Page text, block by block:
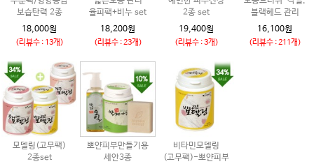
보습탄력 2종
18,000원
(리뷰수 : 13개)
율피팩+비누 set
18,200원
(리뷰수 : 23개)
2종 set
19,400원
(리뷰수 : 3개)
블랙헤드 관리
16,100원
(리뷰수 : 211개)
모델링(고무팩)
2종set
뽀얀피부만들기용
세안3종
비타민모델링
(고무팩)-뽀얀피부